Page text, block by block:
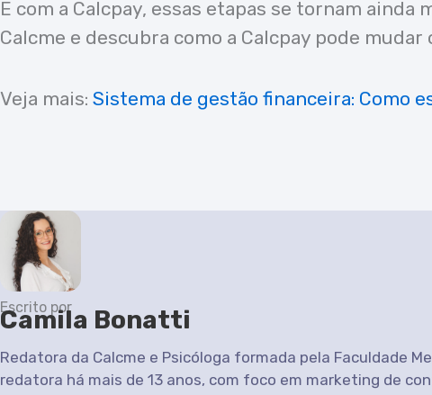
E com a Calcpay, essas etapas se tornam
Calcme e descubra como a Calcpay pode
Veja mais: Sistema de gestão financeira: Como
Escrito por
Camila Bonatti
Redatora da Calcme e Psicóloga formada pela Faculdade
redatora há mais de 13 anos, com foco em marketing de